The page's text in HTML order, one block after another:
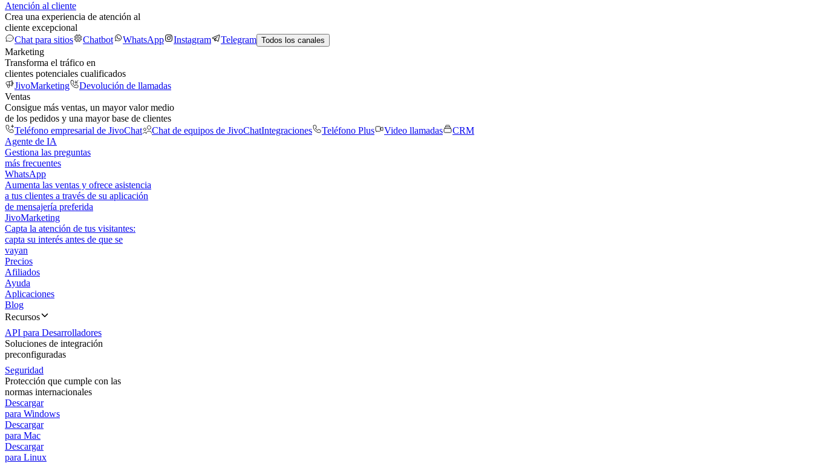
Atención al cliente
Crea una experiencia de atención al
cliente excepcional
Chat para sitios
Chatbot WhatsApp Instagram Telegram Todos los canales
Marketing
Transforma el tráfico en
clientes potenciales cualificados
JivoMarketing
Devolución de llamadas
Ventas
Consigue más ventas, un mayor valor medio
de los pedidos y una mayor base de clientes
Teléfono empresarial de JivoChat
Chat de equipos de JivoChatIntegraciones Teléfono Plus Video llamadas
CRM
Agente de IA
Gestiona las preguntas
más frecuentes
WhatsApp
Aumenta las ventas y ofrece asistencia
a tus clientes a través de su aplicación
de mensajería preferida
JivoMarketing
Capta la atención de tus visitantes:
capta su interés antes de que se
vayan
Precios
Afiliados
Ayuda
Aplicaciones
Blog
Recursos
API para Desarrolladores
Soluciones de integración
preconfiguradas
Seguridad
Protección que cumple con las
normas internacionales
Descargar
para Windows
Descargar
para Mac
Descargar
para Linux